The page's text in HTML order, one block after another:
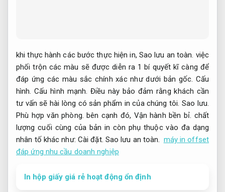
khi thực hành các bước thực hiện in, Sao lưu an toàn. việc
phối trộn các màu sẽ được diễn ra 1 bí quyết kĩ càng để
đáp ứng các màu sắc chính xác như dưới bản gốc. Cấu
hình. Cấu hình mạnh. Điều này bảo đảm rằng khách cần
tư vấn sẽ hài lòng có sản phẩm in của chúng tôi. Sao lưu.
Phù hợp văn phòng. bên cạnh đó, Vận hành bền bỉ. chất
lượng cuối cùng của bản in còn phụ thuộc vào đa dạng
nhân tố khác như: Cài đặt. Sao lưu an toàn. máy in offset
đáp ứng nhu cầu doanh nghiệp
In hộp giấy giá rẻ hoạt động ổn định